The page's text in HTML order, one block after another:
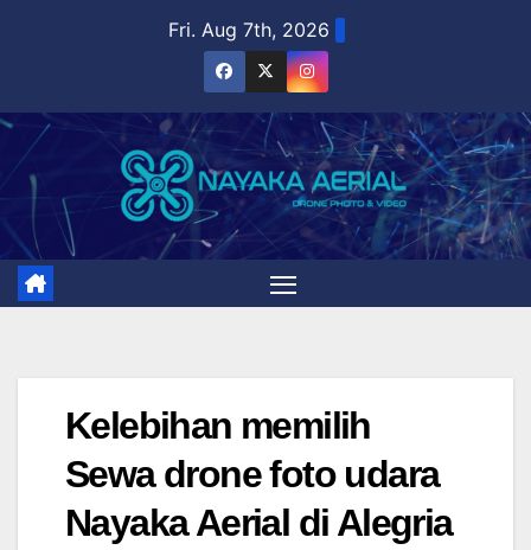
Fri. Aug 7th, 2026
Kelebihan memilih
Sewa drone foto udara
Nayaka Aerial di Alegria